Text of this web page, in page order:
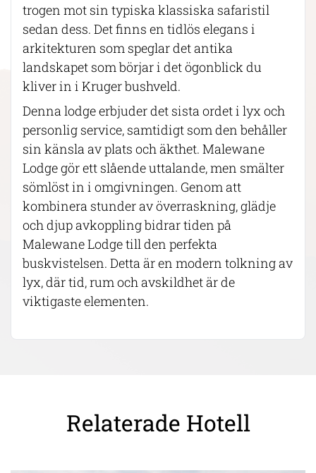
trogen mot sin typiska klassiska safaristil
sedan dess. Det finns en tidlös elegans i
arkitekturen som speglar det antika
landskapet som börjar i det ögonblick du
kliver in i Kruger bushveld.
Denna lodge erbjuder det sista ordet i lyx och
personlig service, samtidigt som den behåller
sin känsla av plats och äkthet. Malewane
Lodge gör ett slående uttalande, men smälter
sömlöst in i omgivningen. Genom att
kombinera stunder av överraskning, glädje
och djup avkoppling bidrar tiden på
Malewane Lodge till den perfekta
buskvistelsen. Detta är en modern tolkning av
lyx, där tid, rum och avskildhet är de
viktigaste elementen.
Relaterade Hotell